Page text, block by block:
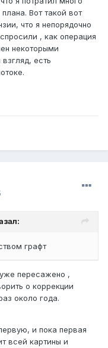
Вот такой вот
что я непорядочно
, как операция
некоторыми
есть
графт
пересажено ,
о коррекции
около года.
и пока первая
всей картины и